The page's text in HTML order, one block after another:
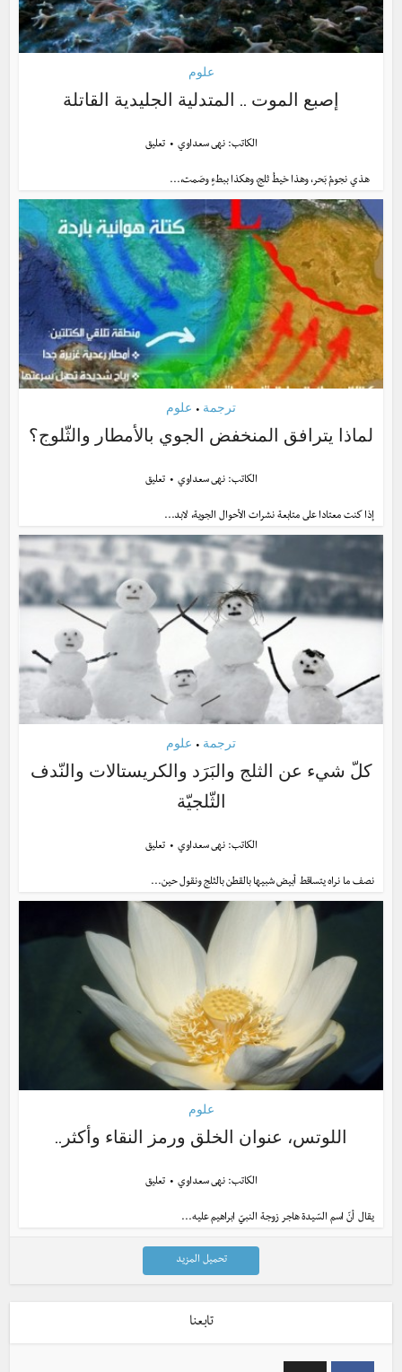
علوم
إصبع الموت .. المتدلية الجليدية القاتلة
الكاتب:نهى سعداوي تعليق
هذي نجومُ بَحر، وهذا خيطُ ثلج، وهكذا ببطءٍ وصَمت،...
ترجمة • علوم
لماذا يترافق المنخفض الجوي بالأمطار والثّلوج؟
الكاتب:نهى سعداوي تعليق
إذا كنت معتادا على متابعة نشرات الأحوال الجوية، لابد...
ترجمة • علوم
كلّ شيء عن الثلج والبَرَد والكريستالات والنّدف
الثّلجيّة
الكاتب:نهى سعداوي تعليق
نصف ما نراه يتساقط أبيض شبيها بالقطن بالثلج ونقول حين...
علوم
اللوتس، عنوان الخلق ورمز النقاء وأكثر..
الكاتب:نهى سعداوي تعليق
يقال أنّ اسم السّيدة هاجر زوجة النبيّ ابراهيم عليه...
تحميل المزيد
تابعنا